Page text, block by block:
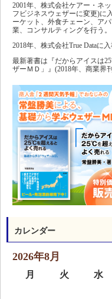
2001年、株式会社ケアー・ネ
フビジネスウェザーに変更)に
ーケット、外食チェーン、ア
業、コンサルティングを行う。
2018年、株式会社True Dataに入
最新著書は『だからアイスは
ザーＭＤ」』(2018年、商業界刊
カレンダー
2026年8月
月 火 水